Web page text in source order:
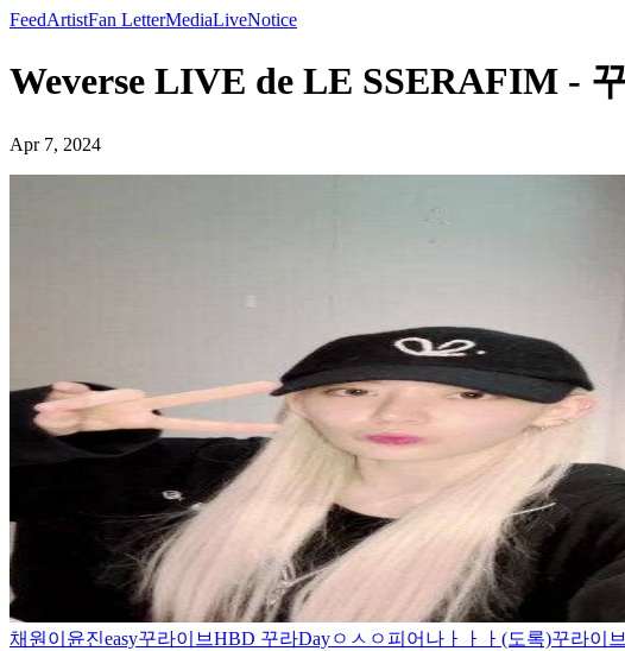
FeedArtistFan LetterMediaLiveNotice
Weverse LIVE de LE SSERAFIM -
Apr 7, 2024
채원이 윤진easy꾸라이브HBD 꾸라Dayㅇㅅㅇ 피어나ㅏㅏㅏ(도록)꾸라이